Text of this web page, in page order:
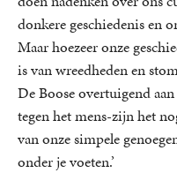
donkere geschiedenis en
Maar hoezeer onze
is van wreedheden en
De Boose overtuigend
tegen het mens-zijn het
van onze simpele
onder je voeten.’